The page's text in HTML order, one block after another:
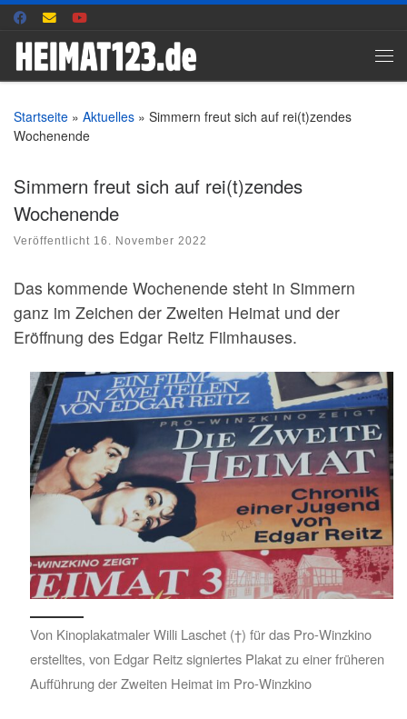
Zum Inhalt springen
Startseite » Aktuelles » Simmern freut sich auf rei(t)zendes
Wochenende
Simmern freut sich auf rei(t)zendes
Wochenende
Veröffentlicht 16. November 2022
Das kommende Wochenende steht in Simmern
ganz im Zeichen der Zweiten Heimat und der
Eröffnung des Edgar Reitz Filmhauses.
Von Kinoplakatmaler Willi Laschet (†) für das Pro-Winzkino
erstelltes, von Edgar Reitz signiertes Plakat zu einer früheren
Aufführung der Zweiten Heimat im Pro-Winzkino